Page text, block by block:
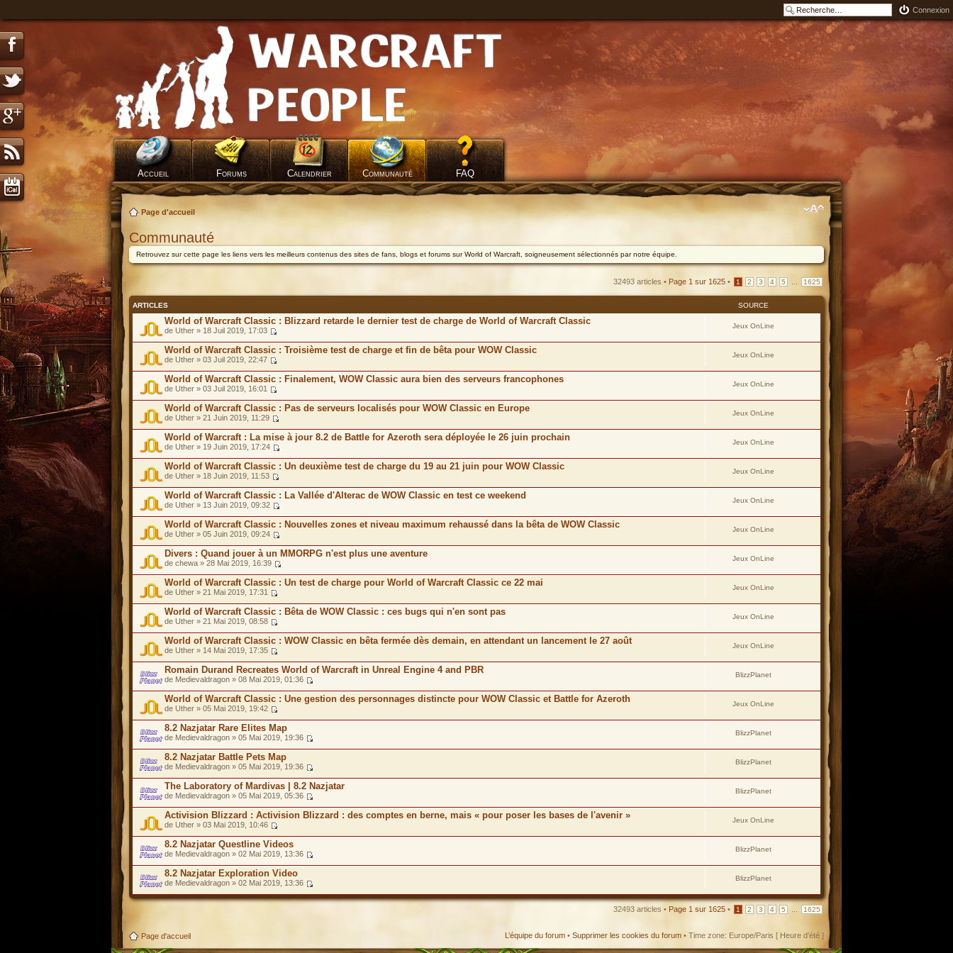
Connexion
Accueil Forums Calendrier Communauté FAQ
Page d'accueil
Communauté
Retrouvez sur cette page les liens vers les meilleurs contenus des sites de fans, blogs et forums sur World of Warcraft, soigneusement sélectionnés par notre équipe.
32493 articles • Page 1 sur 1625 • 1 2 3 4 5 1625
ARTICLES SOURCE
World of Warcraft Classic : Blizzard retarde le dernier test de charge de World of Warcraft Classic
de Uther » 18 Juil 2019, 17:03
Jeux OnLine
World of Warcraft Classic : Troisième test de charge et fin de bêta pour WOW Classic
de Uther » 03 Juil 2019, 22:47
Jeux OnLine
World of Warcraft Classic : Finalement, WOW Classic aura bien des serveurs francophones
de Uther » 03 Juil 2019, 16:01
Jeux OnLine
World of Warcraft Classic : Pas de serveurs localisés pour WOW Classic en Europe
de Uther » 21 Juin 2019, 11:29
Jeux OnLine
World of Warcraft : La mise à jour 8.2 de Battle for Azeroth sera déployée le 26 juin prochain
de Uther » 19 Juin 2019, 17:24
Jeux OnLine
World of Warcraft Classic : Un deuxième test de charge du 19 au 21 juin pour WOW Classic
de Uther » 18 Juin 2019, 11:53
Jeux OnLine
World of Warcraft Classic : La Vallée d'Alterac de WOW Classic en test ce weekend
de Uther » 13 Juin 2019, 09:32
Jeux OnLine
World of Warcraft Classic : Nouvelles zones et niveau maximum rehaussé dans la bêta de WOW Classic
de Uther » 05 Juin 2019, 09:24
Jeux OnLine
Divers : Quand jouer à un MMORPG n'est plus une aventure
de chewa » 28 Mai 2019, 16:39
Jeux OnLine
World of Warcraft Classic : Un test de charge pour World of Warcraft Classic ce 22 mai
de Uther » 21 Mai 2019, 17:31
Jeux OnLine
World of Warcraft Classic : Bêta de WOW Classic : ces bugs qui n'en sont pas
de Uther » 21 Mai 2019, 08:58
Jeux OnLine
World of Warcraft Classic : WOW Classic en bêta fermée dès demain, en attendant un lancement le 27 août
de Uther » 14 Mai 2019, 17:35
Jeux OnLine
Romain Durand Recreates World of Warcraft in Unreal Engine 4 and PBR
de Medievaldragon » 08 Mai 2019, 01:36
BlizzPlanet
World of Warcraft Classic : Une gestion des personnages distincte pour WOW Classic et Battle for Azeroth
de Uther » 05 Mai 2019, 19:42
Jeux OnLine
8.2 Nazjatar Rare Elites Map
de Medievaldragon » 05 Mai 2019, 19:36
BlizzPlanet
8.2 Nazjatar Battle Pets Map
de Medievaldragon » 05 Mai 2019, 19:36
BlizzPlanet
The Laboratory of Mardivas | 8.2 Nazjatar
de Medievaldragon » 05 Mai 2019, 05:36
BlizzPlanet
Activision Blizzard : Activision Blizzard : des comptes en berne, mais « pour poser les bases de l'avenir »
de Uther » 03 Mai 2019, 10:46
Jeux OnLine
8.2 Nazjatar Questline Videos
de Medievaldragon » 02 Mai 2019, 13:36
BlizzPlanet
8.2 Nazjatar Exploration Video
de Medievaldragon » 02 Mai 2019, 13:36
BlizzPlanet
32493 articles • Page 1 sur 1625 • 1 2 3 4 5 1625
Page d'accueil L’équipe du forum • Supprimer les cookies du forum • Time zone: Europe/Paris [ Heure d’été ]